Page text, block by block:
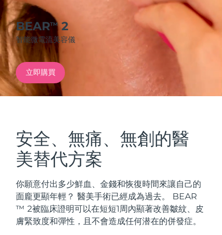
BEARTM2
智能微電流美容儀
立即購買
安全、無痛、無創的醫
美替代方案
你願意付出多少鮮血、金錢和恢復時間來讓自己的
面龐更顯年輕？ 醫美手術已經成為過去。 BEAR
™ 2被臨床證明可以在短短1周內顯著改善皺紋、皮
膚緊致度和彈性，且不會造成任何潜在的併發症。
特別優惠 暢銷產品
紅光療法
LUNA™ 4 套裝
Anti-aging massage
BEAR™ 2 套裝
Microcurrent toning
法國 10/08/2026
德國 預計送達日期10/08/2026
加拿大 14/08/2026
奧地利 預計送達日期 10/08/2026
巴林
比利時 預計送達日期10/08/2026
百慕達 預計送達日期 16/08/2026
波士尼亞與赫塞哥維納 預計送達日期13/08/2026